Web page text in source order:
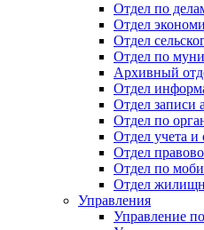
Отдел по
Отдел
Отдел
Отдел по
Архивный
Отдел
Отдел записи
Отдел по
Отдел учета и
Отдел
Отдел по
Отдел
Управления
Управление